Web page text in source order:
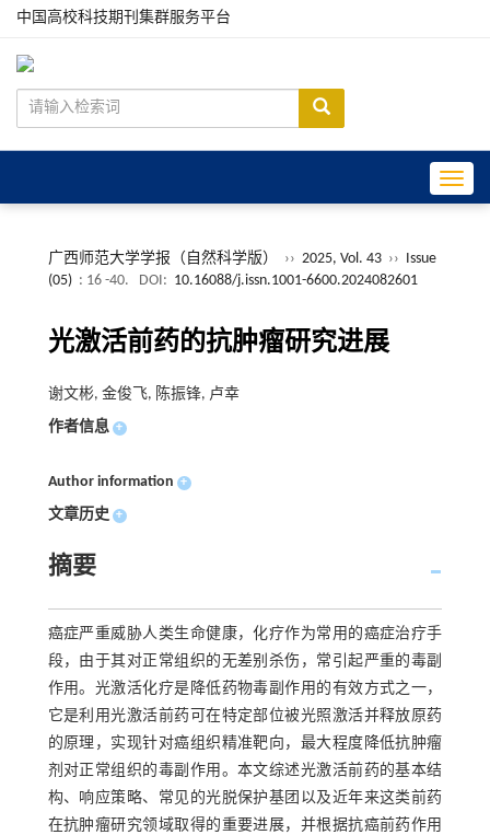
中国高校科技期刊集群服务平台
广西师范大学学报（自然科学版） ›› 2025, Vol. 43 ›› Issue
(05) : 16 -40. DOI: 10.16088/j.issn.1001-6600.2024082601
光激活前药的抗肿瘤研究进展
谢文彬, 金俊飞, 陈振锋, 卢幸
作者信息 +
Author information +
文章历史 +
摘要
癌症严重威胁人类生命健康，化疗作为常用的癌症治疗手
段，由于其对正常组织的无差别杀伤，常引起严重的毒副
作用。光激活化疗是降低药物毒副作用的有效方式之一，
它是利用光激活前药可在特定部位被光照激活并释放原药
的原理，实现针对癌组织精准靶向，最大程度降低抗肿瘤
剂对正常组织的毒副作用。本文综述光激活前药的基本结
构、响应策略、常见的光脱保护基团以及近年来这类前药
在抗肿瘤研究领域取得的重要进展，并根据抗癌前药作用